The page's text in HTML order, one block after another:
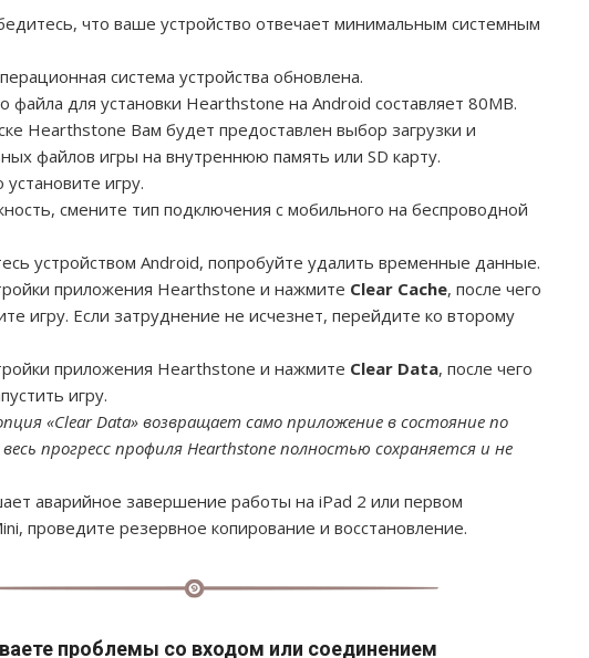
что ваше устройство отвечает минимальным системным
система устройства обновлена.
файла для установки Hearthstone на Android составляет 80MB.
Hearthstone Вам будет предоставлен выбор загрузки и
файлов игры на внутреннюю память или SD карту.
игру.
смените тип подключения с мобильного на беспроводной
устройством Android, попробуйте удалить временные данные.
приложения Hearthstone и нажмите Clear Cache, после чего
игру. Если затруднение не исчезнет, перейдите ко второму
приложения Hearthstone и нажмите Clear Data, после чего
игру.
«Clear Data» возвращает само приложение в состояние по
прогресс профиля Hearthstone полностью сохраняется и не
аварийное завершение работы на iPad 2 или первом
проведите резервное копирование и восстановление.
проблемы со входом или соединением